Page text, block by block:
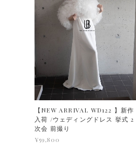
【NEW ARRIVAL WD122 】新作
入荷 /ウェディングドレス 挙式 2
次会 前撮り
¥59,800